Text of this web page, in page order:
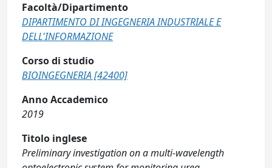
Facoltà/Dipartimento
DIPARTIMENTO DI INGEGNERIA INDUSTRIALE E
DELL'INFORMAZIONE
Corso di studio
BIOINGEGNERIA [42400]
Anno Accademico
2019
Titolo inglese
Preliminary investigation on a multi-wavelength